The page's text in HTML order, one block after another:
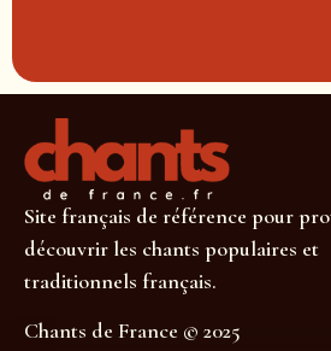
Site français de référence pour
découvrir les chants populaires et
traditionnels français.
Chants de France © 2025